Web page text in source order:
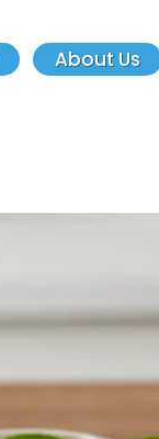
About Us